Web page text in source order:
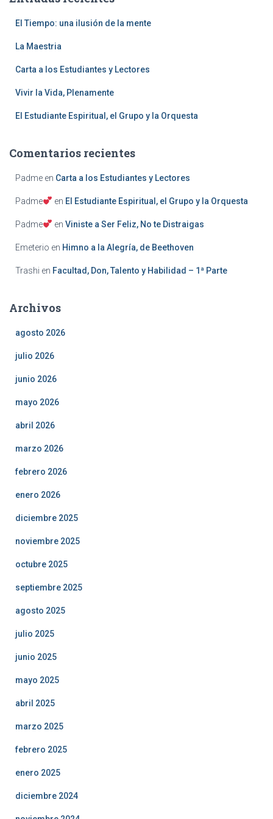
r
El Tiempo: una ilusión de la mente
La Maestria
Carta a los Estudiantes y Lectores
Vivir la Vida, Plenamente
El Estudiante Espiritual, el Grupo y la Orquesta
Comentarios recientes
Padme en Carta a los Estudiantes y Lectores
Padme en El Estudiante Espiritual, el Grupo y la Orquesta
Padme en Viniste a Ser Feliz, No te Distraigas
Emeterio en Himno a la Alegría, de Beethoven
Trashi en Facultad, Don, Talento y Habilidad – 1ª Parte
Archivos
agosto 2026
julio 2026
junio 2026
mayo 2026
abril 2026
marzo 2026
febrero 2026
enero 2026
diciembre 2025
noviembre 2025
octubre 2025
septiembre 2025
agosto 2025
julio 2025
junio 2025
mayo 2025
abril 2025
marzo 2025
febrero 2025
enero 2025
diciembre 2024